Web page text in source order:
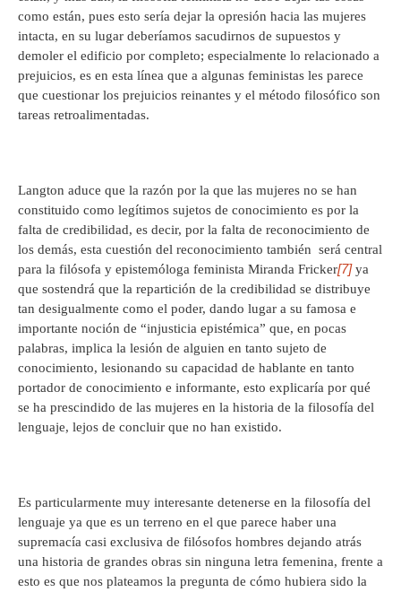
como están, pues esto sería dejar la opresión hacia las mujeres
intacta, en su lugar deberíamos sacudirnos de supuestos y
demoler el edificio por completo; especialmente lo relacionado a
prejuicios, es en esta línea que a algunas feministas les parece
que cuestionar los prejuicios reinantes y el método filosófico son
tareas retroalimentadas.
Langton aduce que la razón por la que las mujeres no se han
constituido como legítimos sujetos de conocimiento es por la
falta de credibilidad, es decir, por la falta de reconocimiento de
los demás, esta cuestión del reconocimiento también será central
para la filósofa y epistemóloga feminista Miranda Fricker[7]ya
que sostendrá que la repartición de la credibilidad se distribuye
tan desigualmente como el poder, dando lugar a su famosa e
importante noción de “injusticia epistémica” que, en pocas
palabras, implica la lesión de alguien en tanto sujeto de
conocimiento, lesionando su capacidad de hablante en tanto
portador de conocimiento e informante, esto explicaría por qué
se ha prescindido de las mujeres en la historia de la filosofía del
lenguaje, lejos de concluir que no han existido.
Es particularmente muy interesante detenerse en la filosofía del
lenguaje ya que es un terreno en el que parece haber una
supremacía casi exclusiva de filósofos hombres dejando atrás
una historia de grandes obras sin ninguna letra femenina, frente a
esto es que nos plateamos la pregunta de cómo hubiera sido la